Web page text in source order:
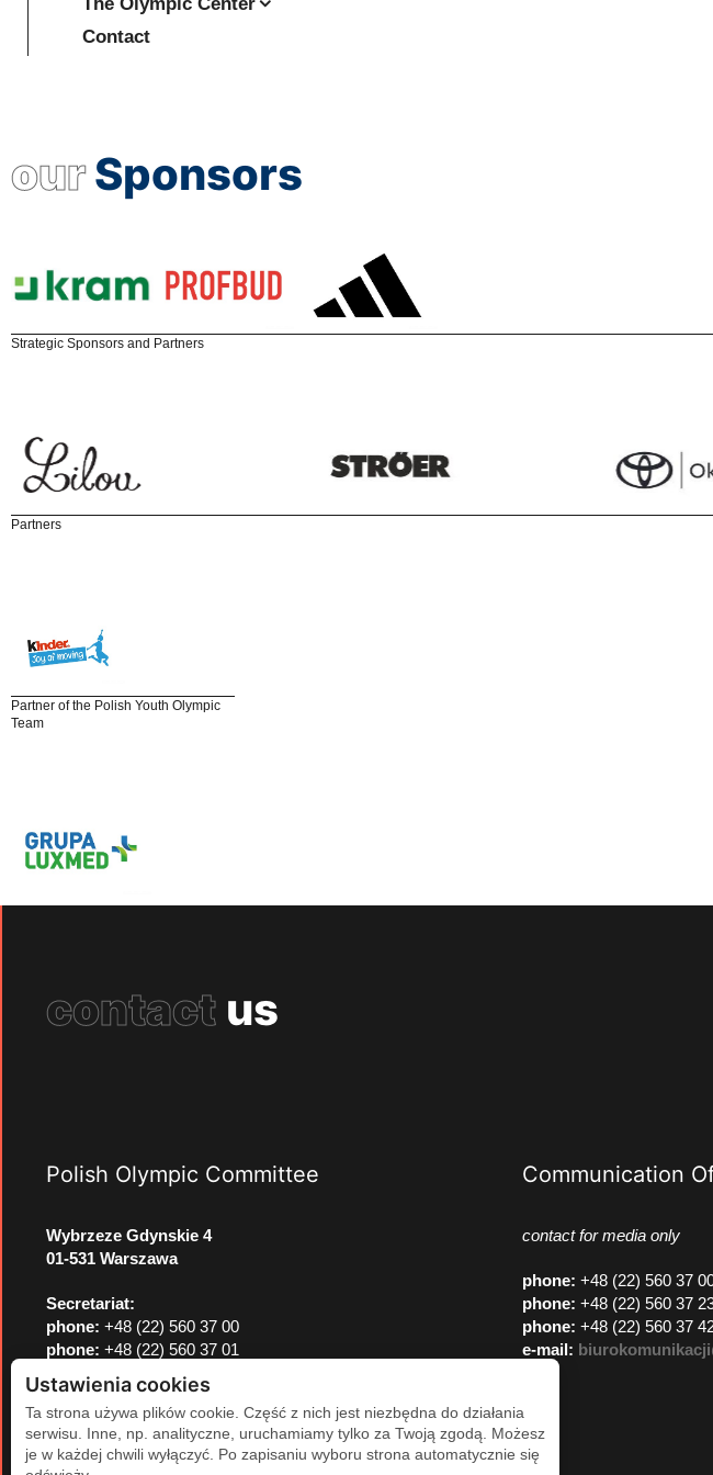
Contact
ourSponsors
Strategic Sponsors and Partners
Partners
Partner of the Polish Youth Olympic
Team
contact us
Polish Olympic Committee
Wybrzeze Gdynskie 4
01-531 Warszawa
Secretariat:
phone: +48 (22) 560 37 00
phone: +48 (22) 560 37 01
e-mail:
pkol@pkol.pl
Communication
contact for media only
phone: +48 (22) 560 37
phone: +48 (22) 560 37
phone: +48 (22) 560 37
e-mail:
Ustawienia cookies
Ta strona używa plików cookie. Część z nich jest niezbędna do działania
serwisu. Inne, np. analityczne, uruchamiamy tylko za Twoją zgodą. Możesz
je w każdej chwili wyłączyć. Po zapisaniu wyboru strona automatycznie się